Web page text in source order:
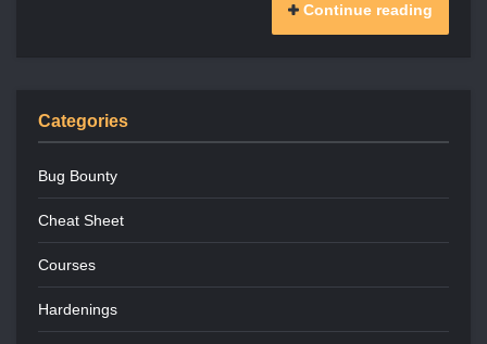
Continue reading
Categories
Bug Bounty
Cheat Sheet
Courses
Hardenings